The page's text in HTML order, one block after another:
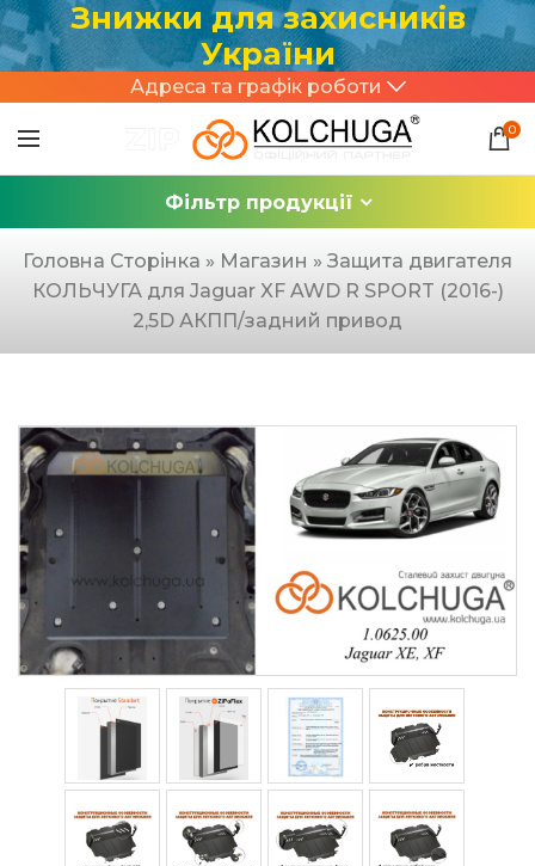
Знижки для захисників
України
Адреса та графік роботи
0
Фільтр продукції
Головна Сторінка » Магазин » Защита двигателя
КОЛЬЧУГА для Jaguar XF AWD R SPORT (2016-)
2,5D АКПП/задний привод